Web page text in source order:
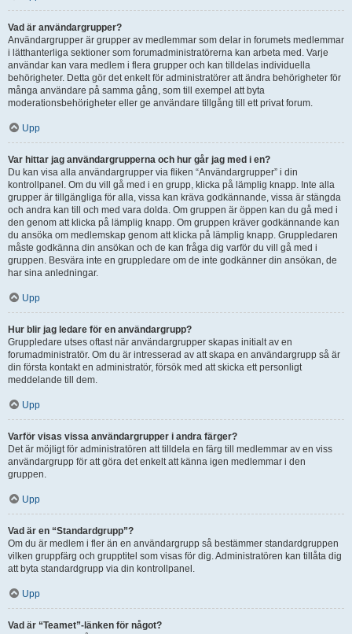
Vad är användargrupper?
Användargrupper är grupper av medlemmar som delar in forumets medlemmar
i lätthanterliga sektioner som forumadministratörerna kan arbeta med. Varje
användar kan vara medlem i flera grupper och kan tilldelas individuella
behörigheter. Detta gör det enkelt för administratörer att ändra behörigheter för
många användare på samma gång, som till exempel att byta
moderationsbehörigheter eller ge användare tillgång till ett privat forum.
Upp
Var hittar jag användargrupperna och hur går jag med i en?
Du kan visa alla användargrupper via fliken “Användargrupper” i din
kontrollpanel. Om du vill gå med i en grupp, klicka på lämplig knapp. Inte alla
grupper är tillgängliga för alla, vissa kan kräva godkännande, vissa är stängda
och andra kan till och med vara dolda. Om gruppen är öppen kan du gå med i
den genom att klicka på lämplig knapp. Om gruppen kräver godkännande kan
du ansöka om medlemskap genom att klicka på lämplig knapp. Gruppledaren
måste godkänna din ansökan och de kan fråga dig varför du vill gå med i
gruppen. Besvära inte en gruppledare om de inte godkänner din ansökan, de
har sina anledningar.
Upp
Hur blir jag ledare för en användargrupp?
Gruppledare utses oftast när användargrupper skapas initialt av en
forumadministratör. Om du är intresserad av att skapa en användargrupp så är
din första kontakt en administratör, försök med att skicka ett personligt
meddelande till dem.
Upp
Varför visas vissa användargrupper i andra färger?
Det är möjligt för administratören att tilldela en färg till medlemmar av en viss
användargrupp för att göra det enkelt att känna igen medlemmar i den
gruppen.
Upp
Vad är en “Standardgrupp”?
Om du är medlem i fler än en användargrupp så bestämmer standardgruppen
vilken gruppfärg och grupptitel som visas för dig. Administratören kan tillåta dig
att byta standardgrupp via din kontrollpanel.
Upp
Vad är “Teamet”-länken för något?